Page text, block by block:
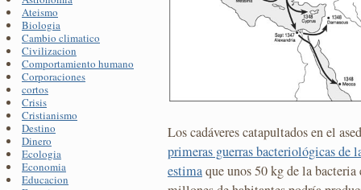
Ateismo
Biologia
Cambio climatico
Civilizacion
Comportamiento humano
Corporaciones
cortos
Crisis
Cristianismo
Destino
Dinero
Ecologia
Economia
Educacion
Los cadáveres catapultados en el
primeras guerras bacteriológicas de
estimaque unos 50 kg de la